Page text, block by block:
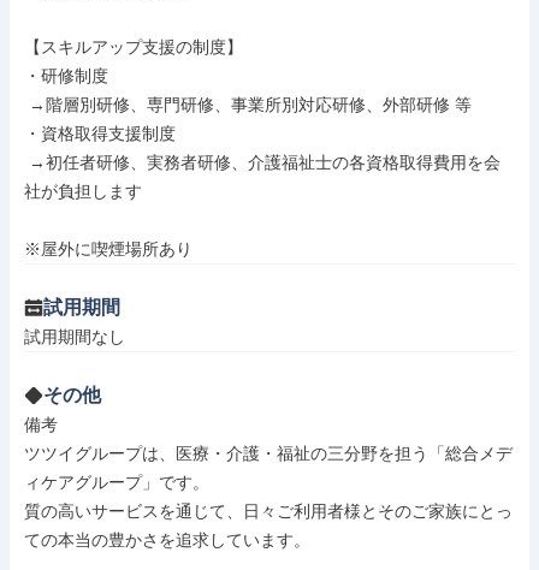
【スキルアップ支援の制度】
・研修制度
・資格取得支援制度
社が負担します
※屋外に喫煙場所あり
試用期間
試用期間なし
その他
備考
ツツイグループは、医療・介護・福祉の三分野を担う「総合メデ
ィケアグループ」です。
質の高いサービスを通じて、日々ご利用者様とそのご家族にとっ
ての本当の豊かさを追求しています。